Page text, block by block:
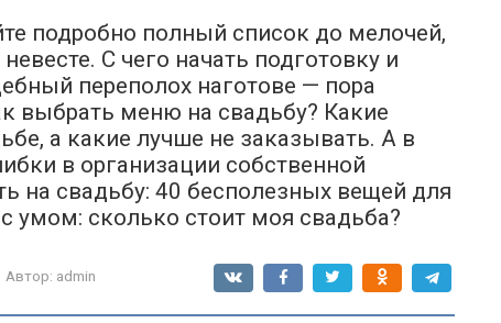
подробно полный список до мелочей,
С чего начать подготовку и
переполох наготове — пора
выбрать меню на свадьбу? Какие
а какие лучше не заказывать. А в
в организации собственной
на свадьбу: 40 бесполезных вещей для
умом: сколько стоит моя свадьба?
Автор: admin